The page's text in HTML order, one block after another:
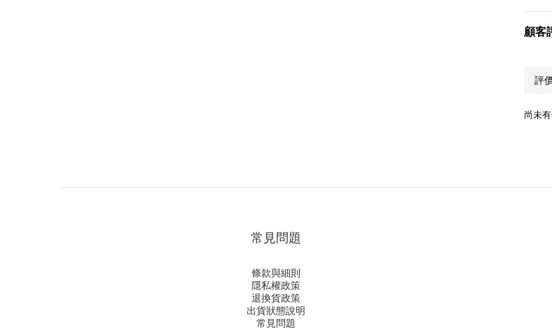
顧客
尚未
常見問題
條款與細則
隱私權政策
退換貨政策
出貨狀態說明
常見問題